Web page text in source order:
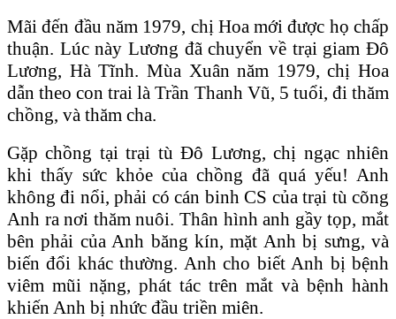
Mãi đến đầu năm 1979, chị Hoa mới được họ chấp
thuận. Lúc này Lương đã chuyển về trại giam Đô
Lương, Hà Tĩnh. Mùa Xuân năm 1979, chị Hoa
dẫn theo con trai là Trần Thanh Vũ, 5 tuổi, đi thăm
chồng, và thăm cha.
Gặp chồng tại trại tù Đô Lương, chị ngạc nhiên
khi thấy sức khỏe của chồng đã quá yếu! Anh
không đi nổi, phải có cán binh CS của trại tù cõng
Anh ra nơi thăm nuôi. Thân hình anh gầy tọp, mắt
bên phải của Anh băng kín, mặt Anh bị sưng, và
biến đổi khác thường. Anh cho biết Anh bị bệnh
viêm mũi nặng, phát tác trên mắt và bệnh hành
khiến Anh bị nhức đầu triền miên.